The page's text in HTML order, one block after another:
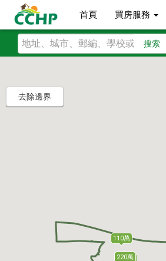
首頁 買房服務
搜索
220萬
220萬
110萬
去除邊界